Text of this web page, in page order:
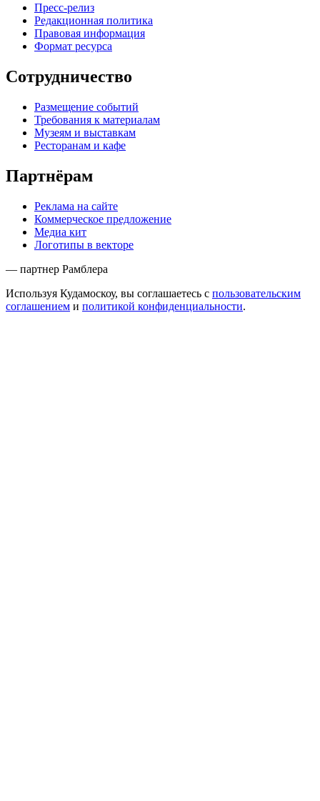
Пресс-релиз
Редакционная политика
Правовая информация
Формат ресурса
Сотрудничество
Размещение событий
Требования к материалам
Музеям и выставкам
Ресторанам и кафе
Партнёрам
Реклама на сайте
Коммерческое предложение
Медиа кит
Логотипы в векторе
— партнер Рамблера
Используя Кудамоскоу, вы соглашаетесь с пользовательским
соглашением и политикой конфиденциальности.